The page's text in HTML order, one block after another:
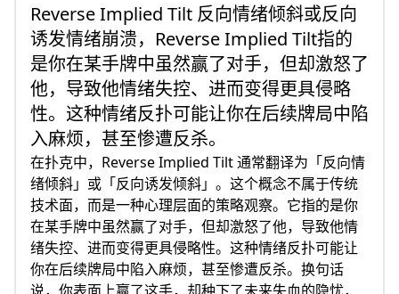
Reverse Implied Tilt 反向情绪倾斜或反向
诱发情绪崩溃，Reverse Implied Tilt指的
是你在某手牌中虽然赢了对手，但却激怒了
他，导致他情绪失控、进而变得更具侵略
性。这种情绪反扑可能让你在后续牌局中陷
入麻烦，甚至惨遭反杀。
在扑克中，Reverse Implied Tilt 通常翻译为「反向情
绪倾斜」或「反向诱发倾斜」。这个概念不属于传统
技术面，而是一种心理层面的策略观察。它指的是你
在某手牌中虽然赢了对手，但却激怒了他，导致他情
绪失控、进而变得更具侵略性。这种情绪反扑可能让
你在后续牌局中陷入麻烦，甚至惨遭反杀。换句话